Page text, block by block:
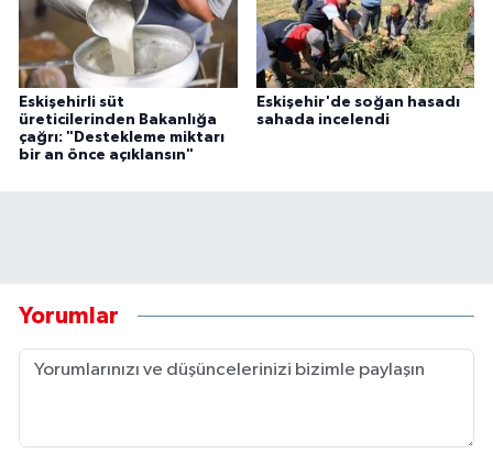
Eskişehirli süt
üreticilerinden Bakanlığa
çağrı: "Destekleme miktarı
bir an önce açıklansın"
Eskişehir'de soğan hasadı
sahada incelendi
Yorumlar